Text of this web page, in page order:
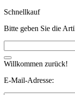
Schnellkauf
Bitte geben Sie die
Willkommen zurück!
E-Mail-Adresse: